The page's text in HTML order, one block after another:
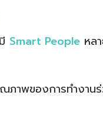
Smart People หล
ณภาพของการทำงาน